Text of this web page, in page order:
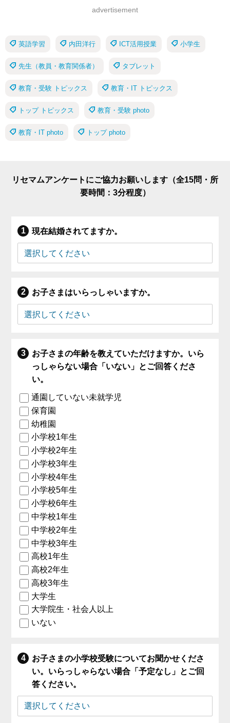
advertisement
英語学習 内田洋行 ICT活用授業 小学生
先生（教員・教育関係者） タブレット
教育・受験 トピックス 教育・IT トピックス
トップ トピックス 教育・受験 photo
教育・IT photo トップ photo
リセマムアンケートにご協力お願いします（全15問・所
要時間：3分程度）
現在結婚されてますか。
お子さまはいらっしゃいますか。
お子さまの年齢を教えていただけますか。いら
っしゃらない場合「いない」とご回答くださ
い。
通園していない未就学児
保育園
幼稚園
小学校1年生
小学校2年生
小学校3年生
小学校4年生
小学校5年生
小学校6年生
中学校1年生
中学校2年生
中学校3年生
高校1年生
高校2年生
高校3年生
大学生
大学院生・社会人以上
いない
お子さまの小学校受験についてお聞かせくださ
い。いらっしゃらない場合「予定なし」とご回
答ください。